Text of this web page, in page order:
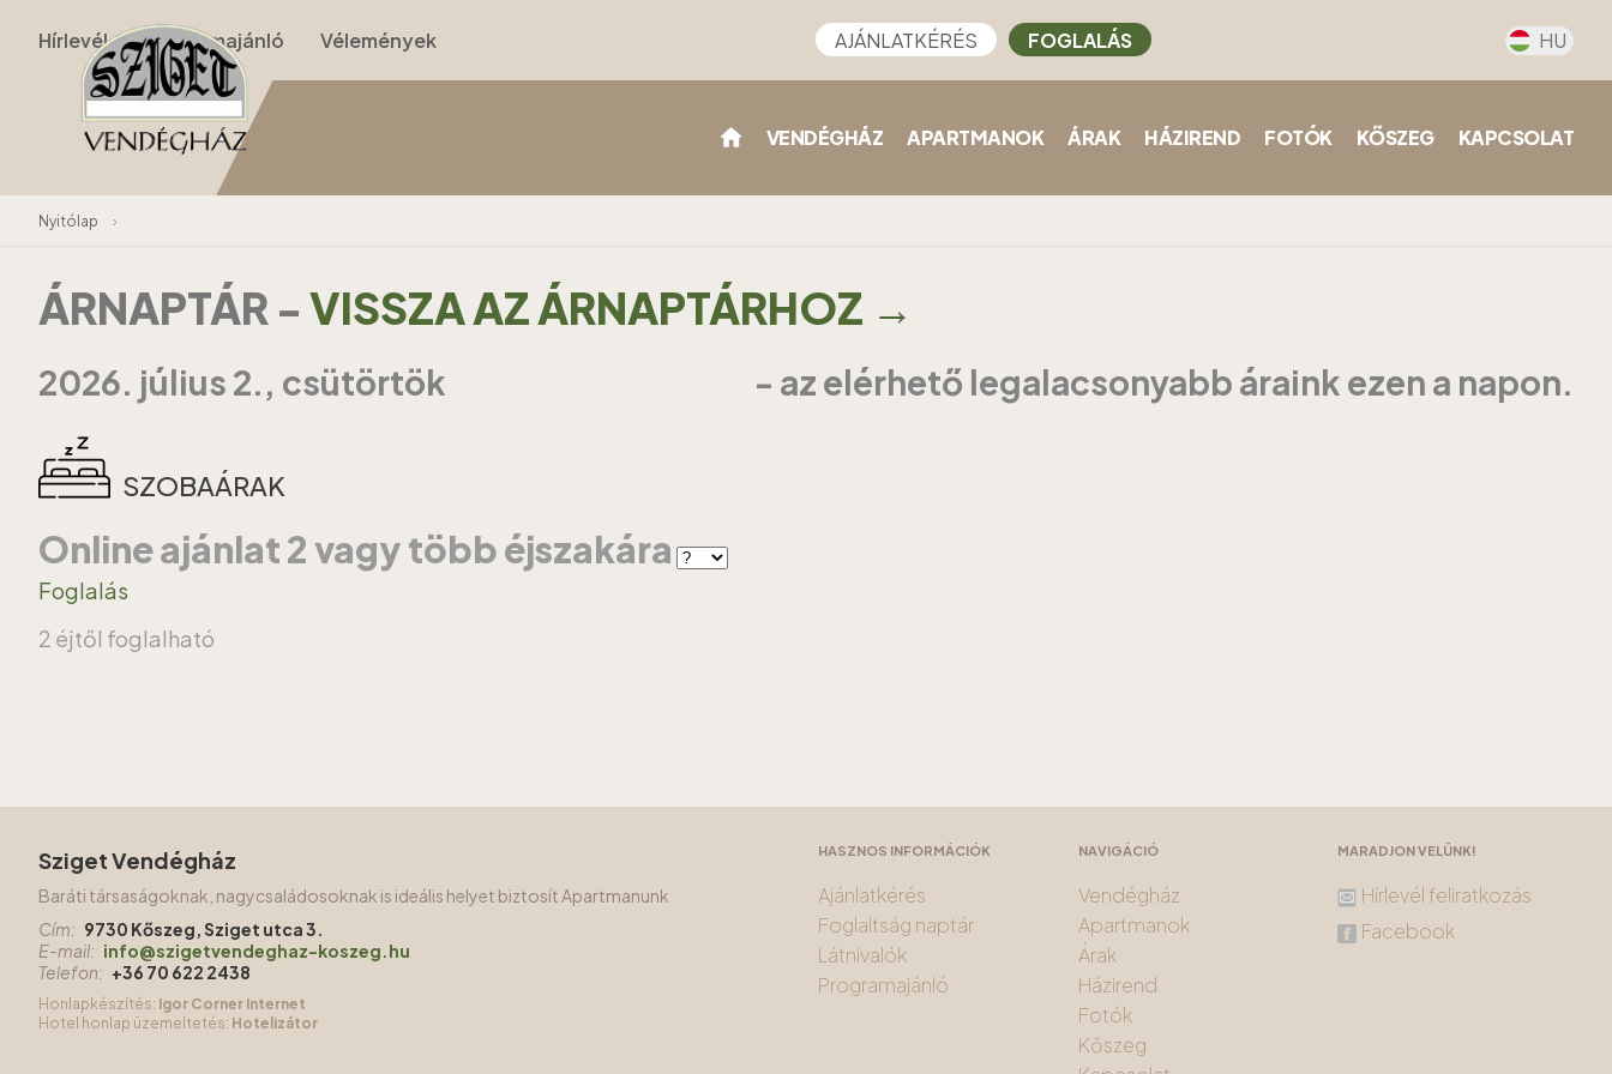
Hírlevél Programajánló Vélemények AJÁNLATKÉRÉS FOGLALÁS HU
VENDÉGHÁZ APARTMANOK ÁRAK HÁZIREND FOTÓK KŐSZEG KAPCSOLAT
Nyitólap ›
ÁRNAPTÁR - VISSZA AZ ÁRNAPTÁRHOZ →
2026. július 2., csütörtök - az elérhető legalacsonyabb áraink ezen a napon.
SZOBAÁRAK
Online ajánlat 2 vagy több éjszakára
Foglalás
2 éjtől foglalható
Sziget Vendégház
Baráti társaságoknak, nagycsaládosoknak is ideális helyet biztosít Apartmanunk
Cím: 9730 Kőszeg, Sziget utca 3.
E-mail: info@szigetvendeghaz-koszeg.hu
Telefon: +36 70 622 2438
Honlapkészítés: Igor Corner Internet
Hotel honlap üzemeltetés: Hotelizátor
HASZNOS INFORMÁCIÓK
Ajánlatkérés
Foglaltság naptár
Látnivalók
Programajánló
NAVIGÁCIÓ
Vendégház
Apartmanok
Árak
Házirend
Fotók
Kőszeg
MARADJON VELÜNK!
Hírlevél feliratkozás
Facebook